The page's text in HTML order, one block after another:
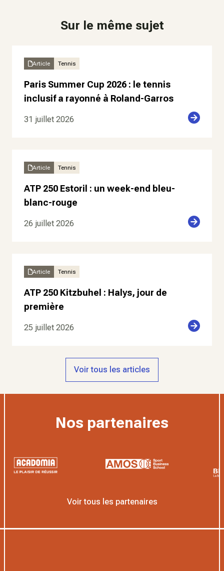
Sur le même sujet
Article Tennis
Paris Summer Cup 2026 : le tennis
inclusif a rayonné à Roland-Garros
31 juillet 2026
Article Tennis
ATP 250 Estoril : un week-end bleu-
blanc-rouge
26 juillet 2026
Article Tennis
ATP 250 Kitzbuhel : Halys, jour de
première
25 juillet 2026
Voir tous les articles
Nos partenaires
Voir tous les partenaires